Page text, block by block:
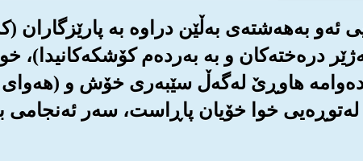
ئه‌و به‌هه‌شته‌ی به‌ڵێن دراوه به پارێزگاران
دره‌خته‌کان و به به‌رده‌م کۆشکه‌کانیدا)،
هاوڕێ له‌گه‌ڵ سێبه‌ری خۆش و (هه‌وای
له‌توڕه‌یی خوا خۆیان پاڕاست، سه‌ر ئه‌نجامی